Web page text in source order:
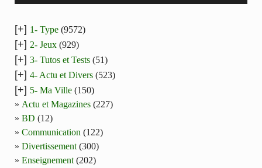
[+] 1- Type (9572)
[+] 2- Jeux (929)
[+] 3- Tutos et Tests (51)
[+] 4- Actu et Divers (523)
[+] 5- Ma Ville (150)
Actu et Magazines (227)
BD (12)
Communication (122)
Divertissement (300)
Enseignement (202)